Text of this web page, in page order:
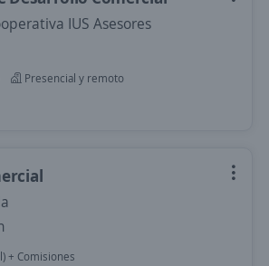
IUS Asesores
Presencial y remoto
+ Comisiones